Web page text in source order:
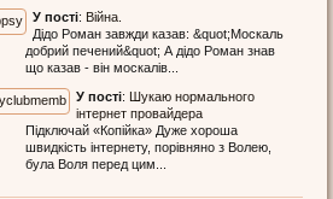
У пості: Війна.
Дідо Роман завжди казав: &quot;Москаль
добрий печений&quot; А дідо Роман знав
що казав - він москалів...
У пості: Шукаю нормального
інтернет провайдера
Підключай «Копійка» Дуже хороша
швидкість інтернету, порівняно з Волею,
була Воля перед цим...